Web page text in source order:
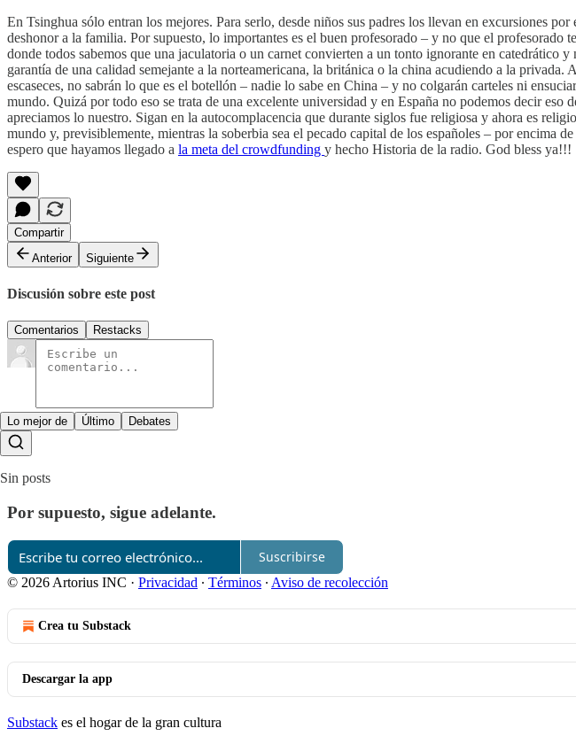
En Tsinghua sólo entran los mejores. Para serlo, desde niños sus padres los llevan en excursiones
deshonor a la familia. Por supuesto, lo importantes es el buen profesorado – y no que el profesorado
donde todos sabemos que una jaculatoria o un carnet convierten a un tonto ignorante en
garantía de una calidad semejante a la norteamericana, la británica o la china acudiendo a la
escaseces, no sabrán lo que es el botellón – nadie lo sabe en China – y no colgarán carteles ni
mundo. Quizá por todo eso se trata de una excelente universidad y en España no podemos decir
apreciamos lo nuestro. Sigan en la autocomplacencia que durante siglos fue religiosa y ahora es
mundo y, previsiblemente, mientras la soberbia sea el pecado capital de los españoles – por encima
espero que hayamos llegado a la meta del crowdfunding y hecho Historia de la radio. God bless ya!!!
Compartir
Anterior
Siguiente
Discusión sobre este post
Comentarios Restacks
Lo mejor de Último Debates
Sin posts
Por supuesto, sigue adelante.
Suscribirse
© 2026 Artorius INC · Privacidad ∙ Términos ∙ Aviso de recolección
Crea tu Substack
Descargar la app
Substack es el hogar de la gran cultura